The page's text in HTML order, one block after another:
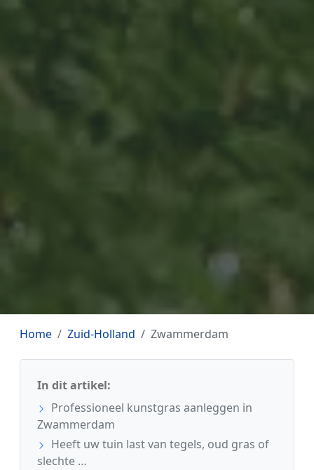
Home Zuid-Holland Zwammerdam
In dit artikel:
Professioneel kunstgras aanleggen in
Zwammerdam
Heeft uw tuin last van tegels, oud gras of
slechte …